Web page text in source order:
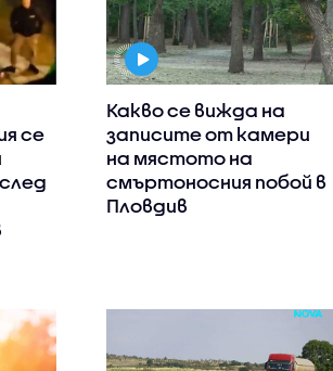
се
Какво се вижда на
записите от камери
на мястото на
смъртоносния побой в
Пловдив